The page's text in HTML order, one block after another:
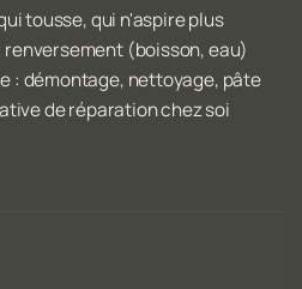
tousse, qui n'aspire plus
(boisson, eau)
: démontage, nettoyage, pâte
de réparation chez soi